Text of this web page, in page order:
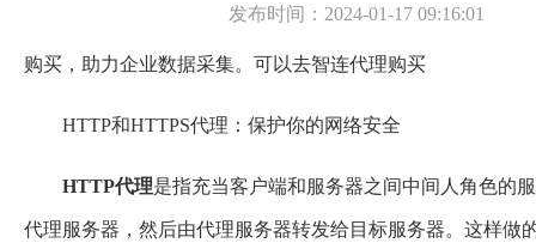
发布时间：2024-01-17 09:16:01
购买，助力企业数据采集。可以去智连代理购买
HTTP和HTTPS代理：保护你的网络安全
HTTP代理是指充当客户端和服务器之间中间人角色的
代理服务器，然后由代理服务器转发给目标服务器。这样做